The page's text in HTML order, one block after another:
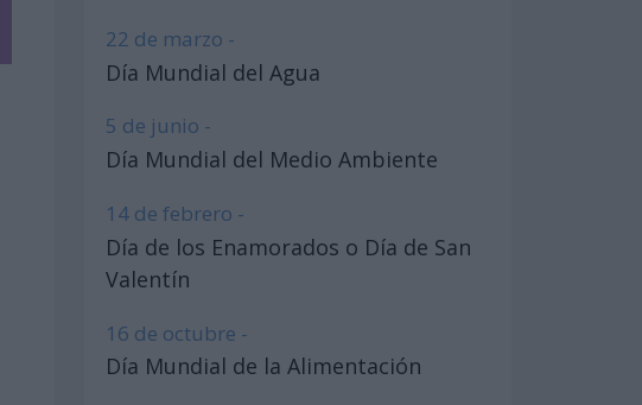
22 de marzo -
Día Mundial del Agua
5 de junio -
Día Mundial del Medio Ambiente
14 de febrero -
Día de los Enamorados o Día de San
Valentín
16 de octubre -
Día Mundial de la Alimentación